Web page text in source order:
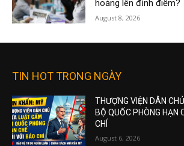
hoảng lên đỉnh điểm?
August 8, 2026
TIN HOT TRONG NGÀY
THƯỢNG VIỆN DÂN
BỘ QUỐC PHÒNG HẠN
CHÍ
August 6, 2026